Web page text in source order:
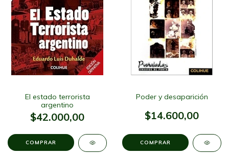
El estado terrorista
argentino
$42.000,00
Poder y desaparición
$14.600,00